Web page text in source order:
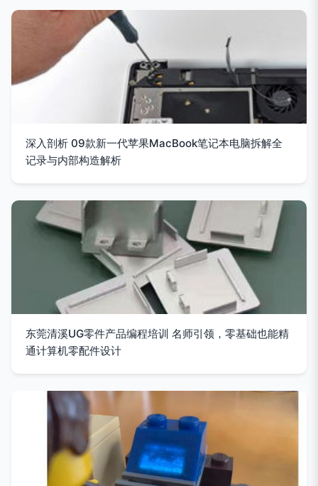
深入剖析 09款新一代苹果MacBook笔记本电脑拆解全
记录与内部构造解析
东莞清溪UG零件产品编程培训 名师引领，零基础也能精
通计算机零配件设计